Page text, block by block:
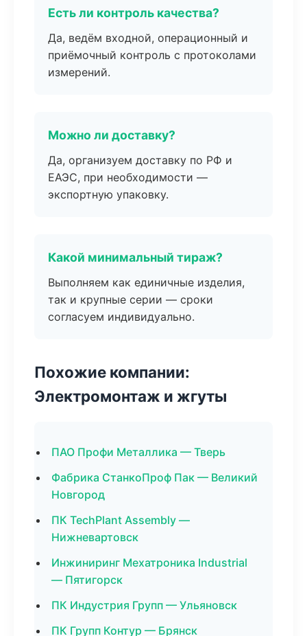
Есть ли контроль качества?
Да, ведём входной, операционный и
приёмочный контроль с протоколами
измерений.
Можно ли доставку?
Да, организуем доставку по РФ и
ЕАЭС, при необходимости —
экспортную упаковку.
Какой минимальный тираж?
Выполняем как единичные изделия,
так и крупные серии — сроки
согласуем индивидуально.
Похожие компании:
Электромонтаж и жгуты
ПАО Профи Металлика — Тверь
Фабрика СтанкоПроф Пак — Великий
Новгород
ПК TechPlant Assembly —
Нижневартовск
Инжиниринг Мехатроника Industrial
— Пятигорск
ПК Индустрия Групп — Ульяновск
ПК Групп Контур — Брянск